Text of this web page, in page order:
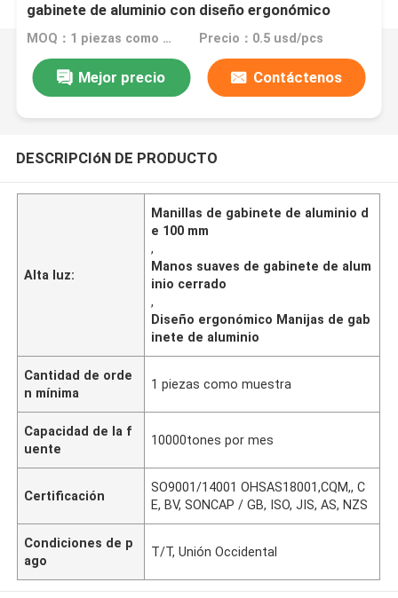
gabinete de aluminio con diseño ergonómico
MOQ：1 piezas como muestra Precio：0.5 usd/pcs
Mejor precio Contáctenos
DESCRIPCIóN DE PRODUCTO
Alta luz:
Manillas de gabinete de aluminio d
e 100 mm
,
Manos suaves de gabinete de alum
inio cerrado
,
Diseño ergonómico Manijas de gab
inete de aluminio
Cantidad de orde
n mínima
1 piezas como muestra
Capacidad de la f
uente
10000tones por mes
Certificación
SO9001/14001 OHSAS18001,CQM,, C
E, BV, SONCAP / GB, ISO, JIS, AS, NZS
Condiciones de p
ago
T/T, Unión Occidental